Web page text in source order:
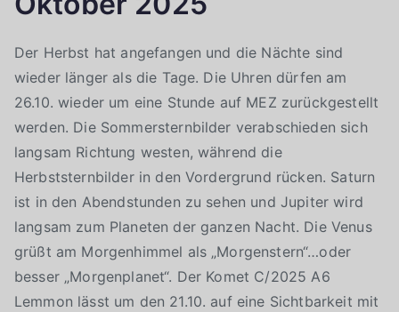
Der Herbst hat angefangen und die Nächte sind
wieder länger als die Tage. Die Uhren dürfen am
26.10. wieder um eine Stunde auf MEZ zurückgestellt
werden. Die Sommersternbilder verabschieden sich
langsam Richtung westen, während die
Herbststernbilder in den Vordergrund rücken. Saturn
ist in den Abendstunden zu sehen und Jupiter wird
langsam zum Planeten der ganzen Nacht. Die Venus
grüßt am Morgenhimmel als „Morgenstern“…oder
besser „Morgenplanet“. Der Komet C/2025 A6
Lemmon lässt um den 21.10. auf eine Sichtbarkeit mit